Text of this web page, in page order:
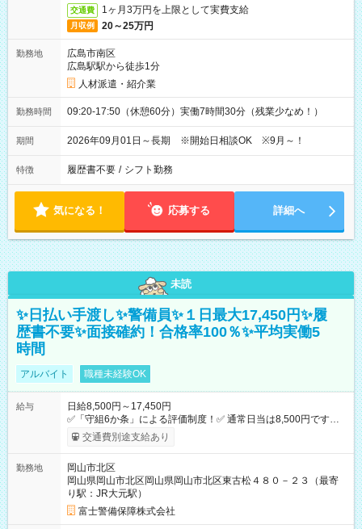
交通費 1ヶ月3万円を上限として実費支給
月収例 20～25万円
勤務地
広島市南区
広島駅駅から徒歩1分
人材派遣・紹介業
勤務時間 09:20-17:50（休憩60分）実働7時間30分（残業少なめ！）
期間 2026年09月01日～長期 ※開始日相談OK ※9月～！
特徴 履歴書不要 / シフト勤務
気になる！ 応募する 詳細へ
未読
✨日払い手渡し✨警備員✨１日最大17,450円✨履
歴書不要✨面接確約！合格率100％✨平均実働5
時間
アルバイト 職種未経験OK
給与
日給8,500円～17,450円
✅「守組6か条」による評価制度！✅ 通常日当は8,500円ですが
上記評価制度により「S級隊員」と認定されれば10,000円の日当
を支給します。 (1)上記勤務者が交通2級資格者の場合10,000円
14,375円 (3)上記現場が日祝深夜の場合 17,250円 (4)上記勤務
者が現場までの運転者の場合17,250+200円＝17,450円 -----------
------------------------------- *最高日当額 17,450円* ---------------------
--------------------- より上位の資格取得やリーダー手当を取得する
と ”さらに”加算されます！ ※日当支給時振込手数料等は一切あ
交通費別途支給あり
勤務地
岡山市北区
岡山県岡山市北区岡山県岡山市北区東古松４８０－２３（最寄
り駅：JR大元駅）
富士警備保障株式会社